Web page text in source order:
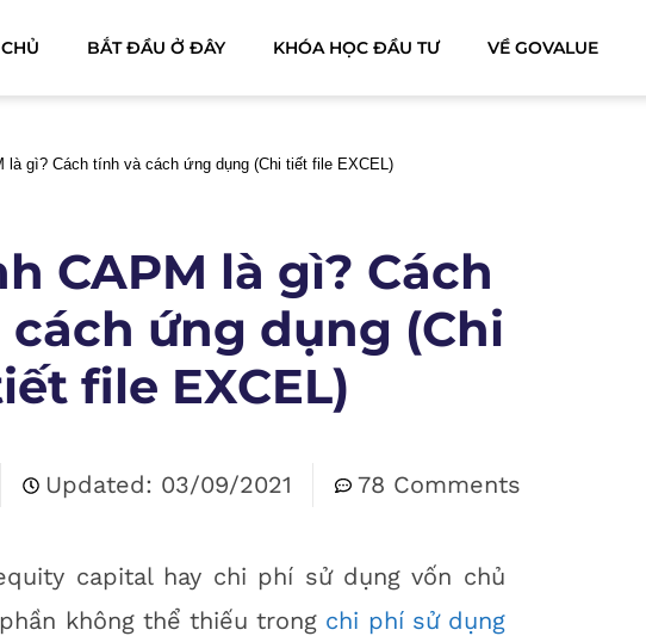
BẮT ĐẦU Ở ĐÂY KHÓA HỌC ĐẦU TƯ VỀ GOVALUE
là gì? Cách tính và cách ứng dụng (Chi tiết file EXCEL)
CAPM là gì? Cách
ứng dụng (Chi
file EXCEL)
Updated: 03/09/2021 78 Comments
capital hay chi phí sử dụng vốn chủ
không thể thiếu trong chi phí sử dụng